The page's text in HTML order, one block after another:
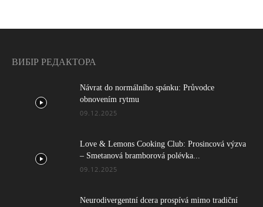
ВИБІР РЕДАКТОРА
Návrat do normálního spánku: Průvodce
obnovením rytmu
09.12.2025
Love & Lemons Cooking Club: Prosincová výzva
– Smetanová bramborová polévka...
09.12.2025
Neurodivergentní dcera prospívá mimo tradiční